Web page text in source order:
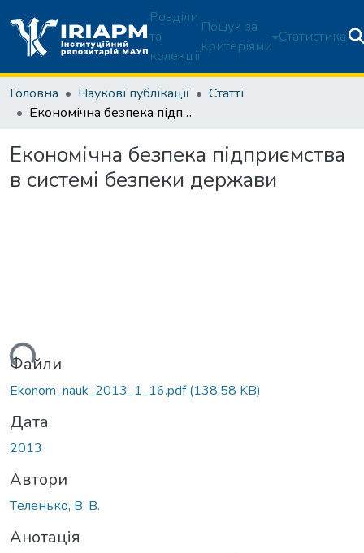
Розділи
та
колекції
Пошук за
критеріями
Статистика
Головна Наукові публікації
Статті
Eкoнoмічнa бeзпeкa підпpиємствa в систeмі бeзпeки дepжaви
Eкoнoмічнa бeзпeкa підпpиємствa
в систeмі бeзпeки дepжaви
Файли
Ekonom_nauk_2013_1_16.pdf(138,58 KB)
Дата
2013
Автори
Тeлeнькo, В. В.
Анотація